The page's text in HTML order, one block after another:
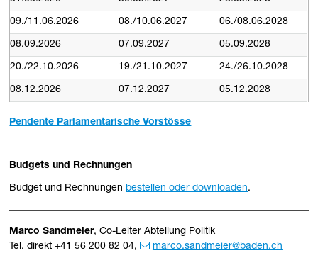
09./11.06.2026 08./10.06.2027 06./08.06.2028
08.09.2026 07.09.2027 05.09.2028
20./22.10.2026 19./21.10.2027 24./26.10.2028
08.12.2026 07.12.2027 05.12.2028
Pendente Parlamentarische Vorstösse
Budgets und Rechnungen
Budget und Rechnungen bestellen oder downloaden.
Marco Sandmeier, Co-Leiter Abteilung Politik
Tel. direkt +41 56 200 82 04,
marco.sandmeier@baden.ch